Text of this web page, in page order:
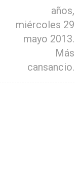
años,
miércoles 29
mayo 2013.
Más
cansancio.